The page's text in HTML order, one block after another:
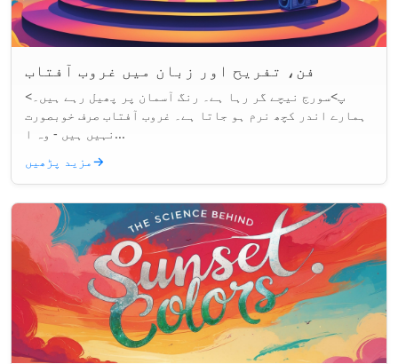
فن، تفریح اور زبان میں غروب آفتاب
<پ>سورج نیچے گر رہا ہے۔ رنگ آسمان پر پھیل رہے ہیں۔
ہمارے اندر کچھ نرم ہو جاتا ہے۔ غروب آفتاب صرف خوبصورت
نہیں ہیں - وہ ا...
مزید پڑھیں→